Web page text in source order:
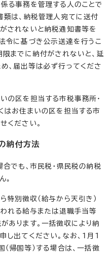
る事務を管理する人のことで
類は、納税管理人宛てに送付
されないと納税通知書等を
令に基づき公示送達を行うこ
限までに納付がされないと、延
、届出等は必ず行ってくださ
の区を担当する市税事務所・
はお住まいの区を担当する市
ください。
納付方法
でも、市民税・県民税の納税
。
特別徴収（給与から天引き）
れる給与または退職手当等
あります。一括徴収により納
し出てください。なお、1月1
帰国等）する場合は、一括徴